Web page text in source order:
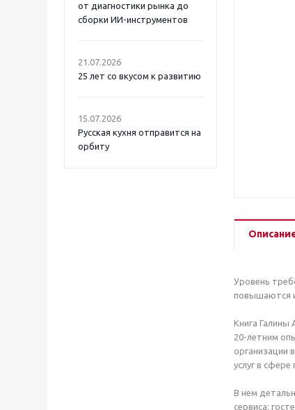
от диагностики рынка до
сборки ИИ-инструментов
21.07.2026
25 лет со вкусом к развитию
15.07.2026
Русская кухня отправится на
орбиту
Уровень
повышаются
Книга Галины
20-летним
организации
услуг в сфере
В нем
сервиса: